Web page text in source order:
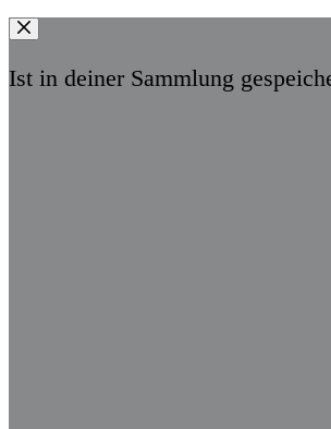
Ist in deiner Sammlung